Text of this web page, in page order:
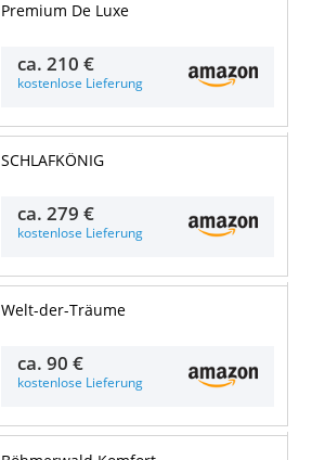
Premium De Luxe
ca.210 €
kostenlose Lieferung
SCHLAFKÖNIG
ca.279 €
kostenlose Lieferung
Welt-der-Träume
ca.90 €
kostenlose Lieferung